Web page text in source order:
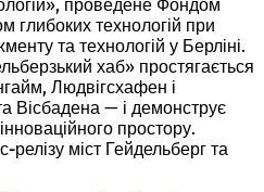
проведене Фондом
глибоких технологій при
та технологій у Берліні.
хаб» простягається
Людвігсхафен і
Вісбадена — і демонструє
простору.
релізу міст Гейдельберг та